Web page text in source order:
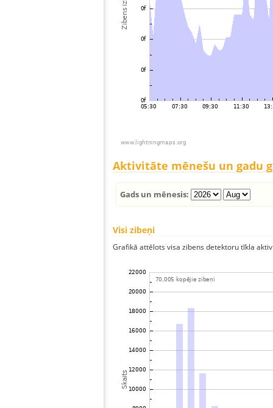
Aktivitāte mēnešu un gadu
Gads un mēnesis:
Visi zibeņi
Grafikā attēlots visa zibens detektoru tīkla